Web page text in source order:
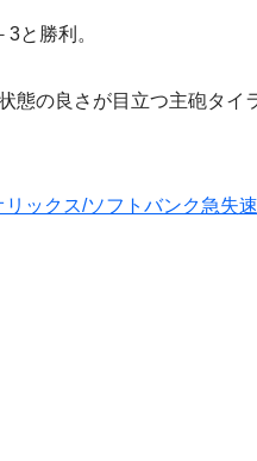
と勝利。
の良さが目立つ主砲タイ
ックス/ソフトバンク急失